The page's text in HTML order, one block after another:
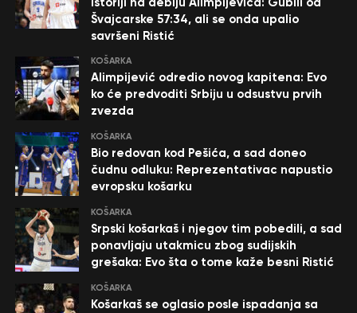
Švajcarske 57:34, ali se onda upalio
savršeni Ristić
KOŠARKA
Alimpijević odredio novog kapitena: Evo
ko će predvoditi Srbiju u odsustvu prvih
zvezda
KOŠARKA
Bio redovan kod Pešića, a sad doneo
čudnu odluku: Reprezentativac napustio
evropsku košarku
KOŠARKA
Srpski košarkaš i njegov tim pobedili, a sad
ponavljaju utakmicu zbog sudijskih
grešaka: Evo šta o tome kaže besni Ristić
KOŠARKA
Košarkaš se oglasio posle ispadanja sa